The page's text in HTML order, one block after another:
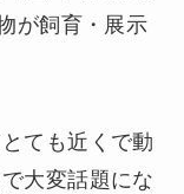
が飼育・展示
ても近くで動
大変話題にな